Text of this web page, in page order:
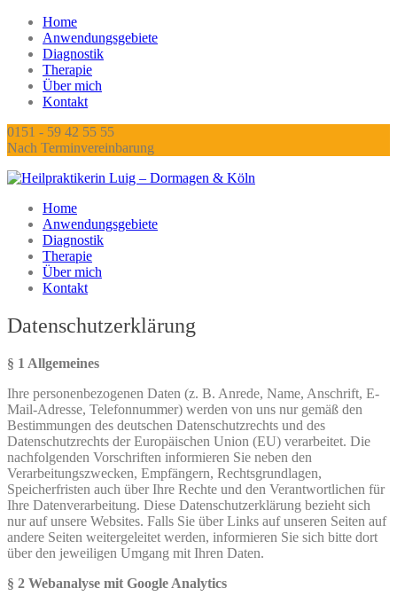
Home
Anwendungsgebiete
Diagnostik
Therapie
Über mich
Kontakt
0151 - 59 42 55 55
Nach Terminvereinbarung
Home
Anwendungsgebiete
Diagnostik
Therapie
Über mich
Kontakt
Datenschutzerklärung
§ 1 Allgemeines
Ihre personenbezogenen Daten (z. B. Anrede, Name, Anschrift, E-
Mail-Adresse, Telefonnummer) werden von uns nur gemäß den
Bestimmungen des deutschen Datenschutzrechts und des
Datenschutzrechts der Europäischen Union (EU) verarbeitet. Die
nachfolgenden Vorschriften informieren Sie neben den
Verarbeitungszwecken, Empfängern, Rechtsgrundlagen,
Speicherfristen auch über Ihre Rechte und den Verantwortlichen für
Ihre Datenverarbeitung. Diese Datenschutzerklärung bezieht sich
nur auf unsere Websites. Falls Sie über Links auf unseren Seiten auf
andere Seiten weitergeleitet werden, informieren Sie sich bitte dort
über den jeweiligen Umgang mit Ihren Daten.
§ 2 Webanalyse mit Google Analytics